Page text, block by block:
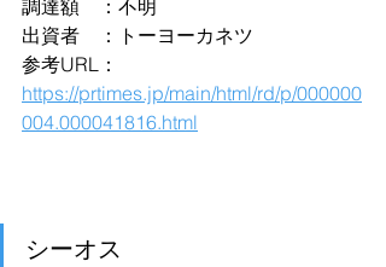
調達額　：不明
出資者　：トーヨーカネツ
参考URL：
https://prtimes.jp/main/html/rd/p/000000
004.000041816.html
シーオス